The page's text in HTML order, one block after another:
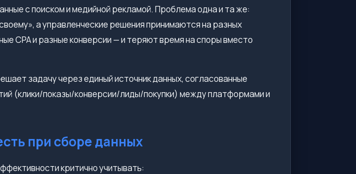
с поиском и медийной рекламой. Проблема одна и та же:
а управленческие решения принимаются на разных
CPA и разные конверсии — и теряют время на споры вместо
задачу через единый источник данных, согласованные
(клики/показы/конверсии/лиды/покупки) между платформами и
при сборе данных
критично учитывать: